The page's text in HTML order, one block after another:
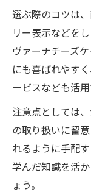
選ぶ際のコツは
リー表示などを
ヴァーナチーズ
にも喜ばれやす
ービスなども活用
注意点としては
の取り扱いに留
れるように手配
学んだ知識を活
ょう。